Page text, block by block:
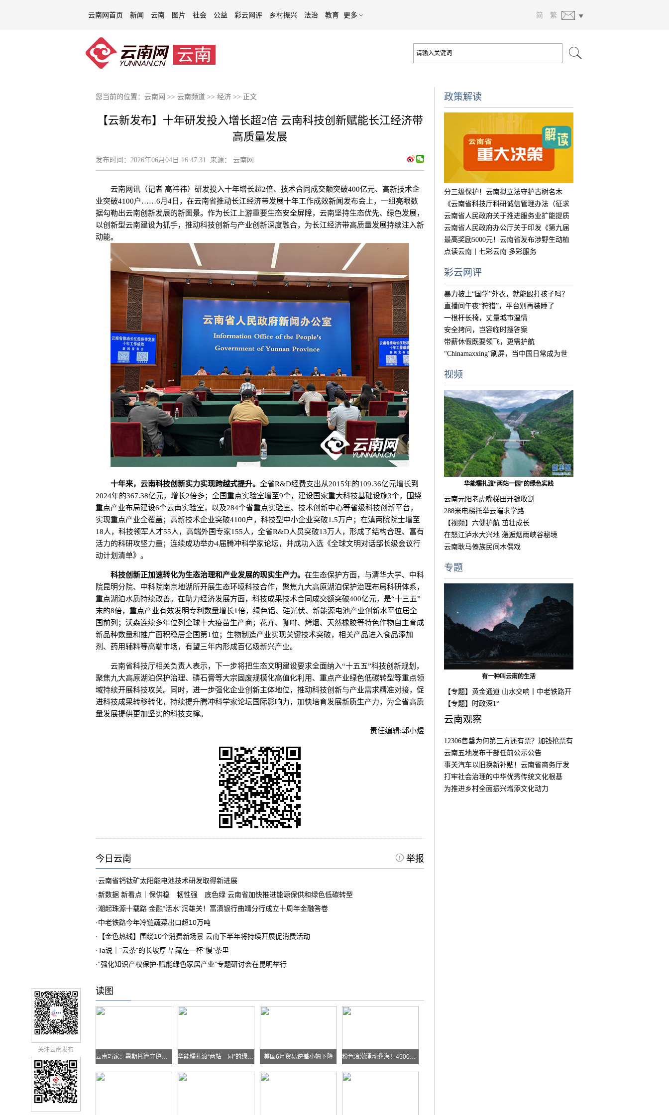
云南网首页 新闻 云南 图片 社会 公益 彩云网评 乡村振兴 法治 教育 更多 简 繁
您当前的位置： 云南网 >> 云南频道 >> 经济 >> 正文
【云新发布】十年研发投入增长超2倍 云南科技创新赋能长江经济带
高质量发展
发布时间： 2026年06月04日 16:47:31 来源： 云南网
云南网讯（记者 高祎祎）研发投入十年增长超2倍、技术合同成交额突破400亿元、高新技术企
业突破4100户……6月4日，在云南省推动长江经济带发展十年工作成效新闻发布会上，一组亮眼数
据勾勒出云南创新发展的新图景。作为长江上游重要生态安全屏障，云南坚持生态优先、绿色发展，
以创新型云南建设为抓手，推动科技创新与产业创新深度融合，为长江经济带高质量发展持续注入新
动能。
十年来，云南科技创新实力实现跨越式提升。 全省R&D经费支出从2015年的109.36亿元增长到
2024年的367.38亿元，增长2倍多；全国重点实验室增至9个，建设国家重大科技基础设施3个，围绕
重点产业布局建设6个云南实验室，以及284个省重点实验室、技术创新中心等省级科技创新平台，
实现重点产业全覆盖；高新技术企业突破4100户，科技型中小企业突破1.5万户；在滇两院院士增至
18人，科技领军人才55人，高端外国专家155人，全省R&D人员突破13万人，形成了结构合理、富有
活力的科研攻坚力量；连续成功举办4届腾冲科学家论坛，并成功入选《全球文明对话部长级会议行
动计划清单》。
科技创新正加速转化为生态治理和产业发展的现实生产力。 在生态保护方面，与清华大学、中科
院昆明分院、中科院南京地湖所开展生态环境科技合作，聚焦九大高原湖泊保护治理布局科研体系，
重点湖泊水质持续改善。在助力经济发展方面，科技成果技术合同成交额突破400亿元，是“十三五”
末的8倍，重点产业有效发明专利数量增长1倍，绿色铝、硅光伏、新能源电池产业创新水平位居全
国前列；沃森连续多年位列全球十大疫苗生产商；花卉、咖啡、烤烟、天然橡胶等特色作物自主育成
新品种数量和推广面积稳居全国第1位；生物制造产业实现关键技术突破，相关产品进入食品添加
剂、药用辅料等高端市场，有望三年内形成百亿级新兴产业。
云南省科技厅相关负责人表示，下一步将把生态文明建设要求全面纳入“十五五”科技创新规划，
聚焦九大高原湖泊保护治理、磷石膏等大宗固废规模化高值化利用、重点产业绿色低碳转型等重点领
域持续开展科技攻关。同时，进一步强化企业创新主体地位，推动科技创新与产业需求精准对接，促
进科技成果转移转化，持续提升腾冲科学家论坛国际影响力，加快培育发展新质生产力，为全省高质
量发展提供更加坚实的科技支撑。
责任编辑:郭小煜
今日云南 举报
·云南省钙钛矿太阳能电池技术研发取得新进展
·新数据 新看点｜保供稳 韧性强 底色绿 云南省加快推进能源保供和绿色低碳转型
·潮起珠源十载路 金融“活水”润雄关！富滇银行曲靖分行成立十周年金融答卷
·中老铁路今年冷链蔬菜出口超10万吨
·
【金色热线】围绕10个消费新场景 云南下半年将持续开展促消费活动
·Ta说｜“云茶”的长坡厚雪 藏在一杯“慢”茶里
·“强化知识产权保护·赋能绿色家居产业”专题研讨会在昆明举行
读图
云南巧家：暑期托管守护孩子快乐假期 华能糯扎渡“两站一园”的绿色实践 美国6月贸易逆差小幅下降 粉色浪潮涌动彝海！4500余名跑者乐跑楚雄喜迎火把节
政策解读
分三级保护！云南拟立法守护古树名木
《云南省科技厅科研诚信管理办法（征求
意见
云南省人民政府关于推进服务业扩能提质
的实
云南省人民政府办公厅关于印发《第九届
中国
最高奖励5000元！云南省发布涉野生动植
物违
点读云南丨七彩云南 多彩服务
彩云网评
暴力披上“国学”外衣，就能殴打孩子吗？
直播间午夜“狩猎”，平台别再装睡了
一根杆长椅，丈量城市温情
安全拷问，岂容临时搜答案
带薪休假既要领飞，更需护航
“Chinamaxxing”刷屏，当中国日常成为世
视频
华能糯扎渡“两站一园”的绿色实践
云南元阳老虎嘴梯田开镰收割
288米电梯托举云端求学路
【视频】六健护航 茁壮成长
在怒江泸水大兴地 邂逅烟雨峡谷秘境
云南耿马傣族民间木偶戏
专题
有一种叫云南的生活
【专题】黄金通道 山水交响丨中老铁路开
通
【专题】时政深1°
云南观察
12306售罄为何第三方还有票？加钱抢票有
用
云南五地发布干部任前公示公告
事关汽车以旧换新补贴！云南省商务厅发
布公
打牢社会治理的中华优秀传统文化根基
为推进乡村全面振兴增添文化动力
关注云南发布